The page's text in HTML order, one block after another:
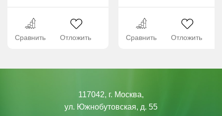
Сравнить Отложить Сравнить Отложить
117042, г. Москва,
ул. Южнобутовская, д. 55